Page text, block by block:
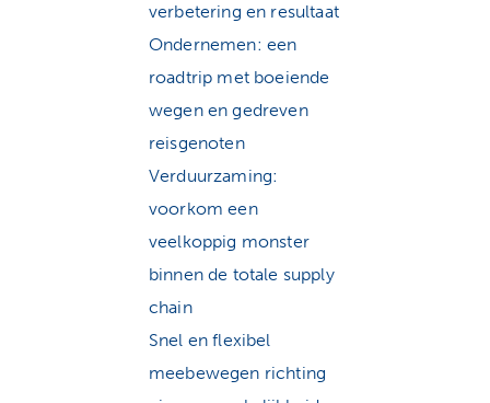
verbetering en resultaat
Ondernemen: een
roadtrip met boeiende
wegen en gedreven
reisgenoten
Verduurzaming:
voorkom een
veelkoppig monster
binnen de totale supply
chain
Snel en flexibel
meebewegen richting